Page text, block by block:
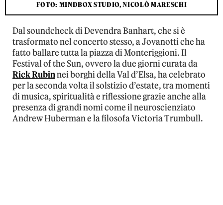
FOTO: MINDBOX STUDIO, NICOLÒ MARESCHI
Dal soundcheck di Devendra Banhart, che si è
trasformato nel concerto stesso, a Jovanotti che ha
fatto ballare tutta la piazza di Monteriggioni. Il
Festival of the Sun, ovvero la due giorni curata da
Rick Rubinnei borghi della Val d’Elsa, ha celebrato
per la seconda volta il solstizio d’estate, tra momenti
di musica, spiritualità e riflessione grazie anche alla
presenza di grandi nomi come il neuroscienziato
Andrew Huberman e la filosofa Victoria Trumbull.